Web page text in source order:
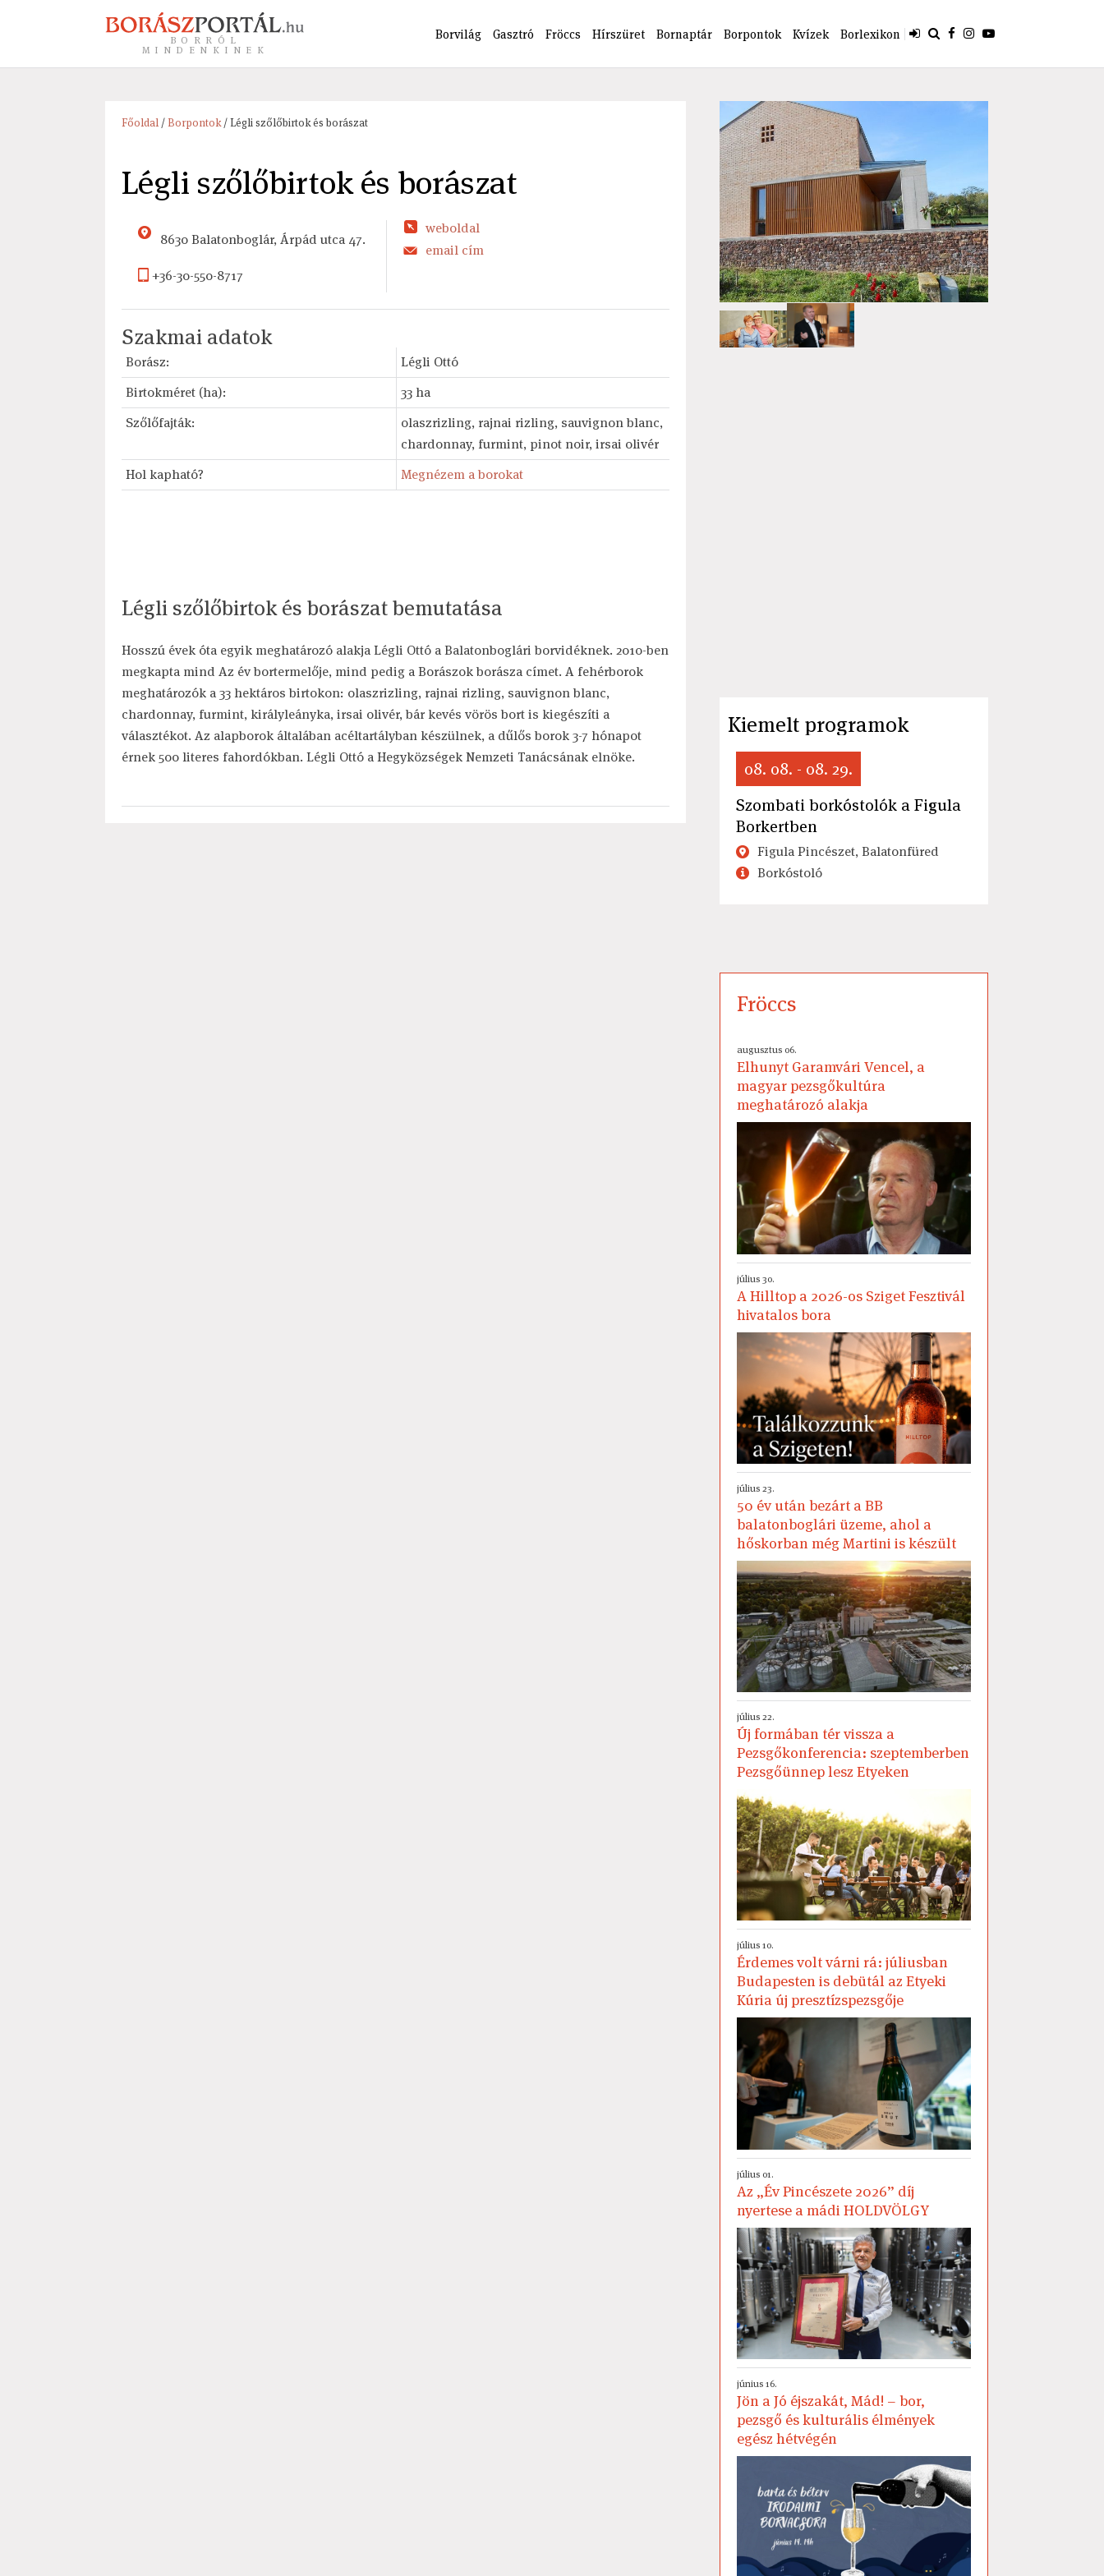
BORRÓL
MINDENKINEK
Borvilág Gasztró Fröccs Hírszüret Bornaptár Borpontok Kvízek Borlexikon
Főoldal/Borpontok/ Légli szőlőbirtok és borászat
Légli szőlőbirtok és borászat
8630 Balatonboglár, Árpád utca 47.
+36-30-550-8717
weboldal
email cím
Szakmai adatok
Borász:
Légli Ottó
Birtokméret (ha):
33 ha
Szőlőfajták:
olaszrizling, rajnai rizling, sauvignon blanc,
chardonnay, furmint, pinot noir, irsai olivér
Hol kapható?
Megnézem a borokat
Légli szőlőbirtok és borászat bemutatása
Hosszú évek óta egyik meghatározó alakja Légli Ottó a Balatonboglári borvidéknek. 2010-ben
megkapta mind Az év bortermelője, mind pedig a Borászok borásza címet. A fehérborok
meghatározók a 33 hektáros birtokon: olaszrizling, rajnai rizling, sauvignon blanc,
chardonnay, furmint, királyleányka, irsai olivér, bár kevés vörös bort is kiegészíti a
választékot. Az alapborok általában acéltartályban készülnek, a dűlős borok 3-7 hónapot
érnek 500 literes fahordókban. Légli Ottó a Hegyközségek Nemzeti Tanácsának elnöke.
Kiemelt programok
08. 08. - 08. 29.
Szombati borkóstolók a Figula
Borkertben
Figula Pincészet, Balatonfüred
Borkóstoló
Fröccs
augusztus 06.
Elhunyt Garamvári Vencel, a
magyar pezsgőkultúra
meghatározó alakja
július 30.
A Hilltop a 2026-os Sziget Fesztivál
hivatalos bora
július 23.
50 év után bezárt a BB
balatonboglári üzeme, ahol a
hőskorban még Martini is készült
július 22.
Új formában tér vissza a
Pezsgőkonferencia: szeptemberben
Pezsgőünnep lesz Etyeken
július 10.
Érdemes volt várni rá: júliusban
Budapesten is debütál az Etyeki
Kúria új presztízspezsgője
július 01.
Az „Év Pincészete 2026” díj
nyertese a mádi HOLDVÖLGY
június 16.
Jön a Jó éjszakát, Mád! – bor,
pezsgő és kulturális élmények
egész hétvégén